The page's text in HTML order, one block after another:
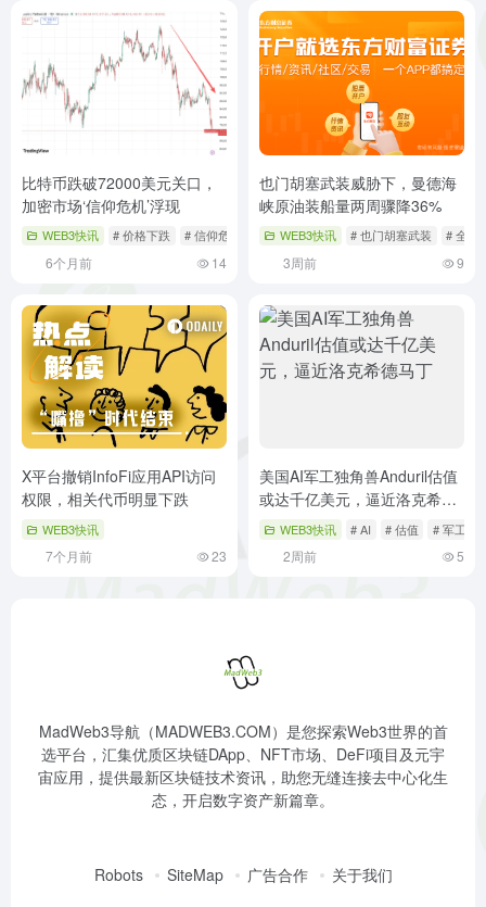
比特币跌破72000美元关口，
加密市场‘信仰危机’浮现
WEB3快讯 # 价格下跌 # 信仰危机 # 全球市场
6个月前 14
也门胡塞武装威胁下，曼德海
峡原油装船量两周骤降36%
WEB3快讯 # 也门胡塞武装 # 全球
3周前 9
X平台撤销InfoFi应用API访问
权限，相关代币明显下跌
WEB3快讯
7个月前 23
美国AI军工独角兽Anduril估值
或达千亿美元，逼近洛克希德
马丁WEB3快讯 # AI # 估值 # 军工
2周前 5
MadWeb3导航（MADWEB3.COM）是您探索Web3世界的首
选平台，汇集优质区块链DApp、NFT市场、DeFi项目及元宇
宙应用，提供最新区块链技术资讯，助您无缝连接去中心化生
态，开启数字资产新篇章。
Robots SiteMap 广告合作 关于我们